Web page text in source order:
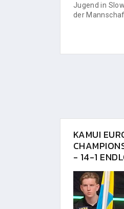
Jugend in
der
KAMUI
- 14-1